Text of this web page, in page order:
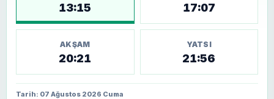
13:15 17:07
AKŞAM
20:21
YATSI
21:56
Tarih: 07 Ağustos 2026 Cuma